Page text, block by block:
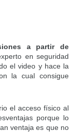
a partir de
en seguridad
el video y hace la
la cual consigue
el acceso físico al
porque lo
ventaja es que no